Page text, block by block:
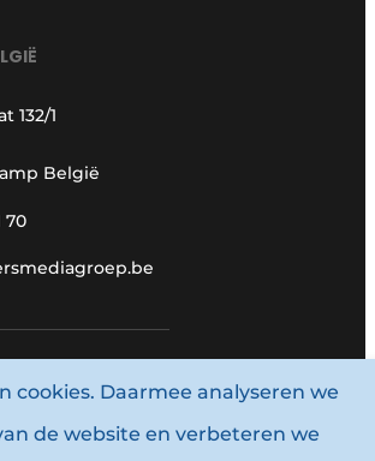
132/1
België
70
- 2026 Louwersmediagroep.
cookies. Daarmee analyseren we
de website en verbeteren we